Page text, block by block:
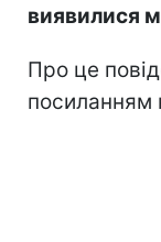
виявилися
Про це
посиланням